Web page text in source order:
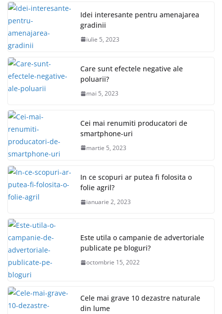
Idei interesante pentru amenajarea
gradinii
iulie 5, 2023
Care sunt efectele negative ale
poluarii?
mai 5, 2023
Cei mai renumiti producatori de
smartphone-uri
martie 5, 2023
In ce scopuri ar putea fi folosita o
folie agril?
ianuarie 2, 2023
Este utila o campanie de advertoriale
publicate pe bloguri?
octombrie 15, 2022
Cele mai grave 10 dezastre naturale
din lume